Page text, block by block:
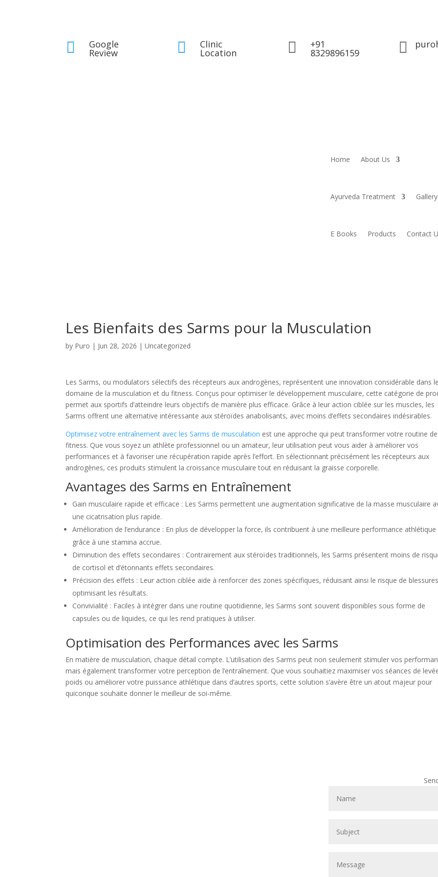
 Google
Review  Clinic
Location  +91
8329896159 
Home About Us
Ayurveda Treatment Gallery
E Books Products Contact
Les Bienfaits des Sarms pour la Musculation
by Puro | Jun 28, 2026 |Uncategorized
Les Sarms, ou modulators sélectifs des récepteurs aux androgènes, représentent une innovation considérable dans le
domaine de la musculation et du fitness. Conçus pour optimiser le développement musculaire, cette catégorie de
permet aux sportifs d’atteindre leurs objectifs de manière plus efficace. Grâce à leur action ciblée sur les muscles, les
Sarms offrent une alternative intéressante aux stéroïdes anabolisants, avec moins d’effets secondaires indésirables.
Optimisez votre entraînement avec les Sarms de musculation est une approche qui peut transformer votre routine de
fitness. Que vous soyez un athlète professionnel ou un amateur, leur utilisation peut vous aider à améliorer vos
performances et à favoriser une récupération rapide après l’effort. En sélectionnant précisément les récepteurs aux
androgènes, ces produits stimulent la croissance musculaire tout en réduisant la graisse corporelle.
Avantages des Sarms en Entraînement
Gain musculaire rapide et efficace : Les Sarms permettent une augmentation significative de la masse musculaire
une cicatrisation plus rapide.
Amélioration de l’endurance : En plus de développer la force, ils contribuent à une meilleure performance athlétique
grâce à une stamina accrue.
Diminution des effets secondaires : Contrairement aux stéroïdes traditionnels, les Sarms présentent moins de
de cortisol et d’étonnants effets secondaires.
Précision des effets : Leur action ciblée aide à renforcer des zones spécifiques, réduisant ainsi le risque de
optimisant les résultats.
Convivialité : Faciles à intégrer dans une routine quotidienne, les Sarms sont souvent disponibles sous forme de
capsules ou de liquides, ce qui les rend pratiques à utiliser.
Optimisation des Performances avec les Sarms
En matière de musculation, chaque détail compte. L’utilisation des Sarms peut non seulement stimuler vos
mais également transformer votre perception de l’entraînement. Que vous souhaitiez maximiser vos séances de
poids ou améliorer votre puissance athlétique dans d’autres sports, cette solution s’avère être un atout majeur pour
quiconque souhaite donner le meilleur de soi-même.